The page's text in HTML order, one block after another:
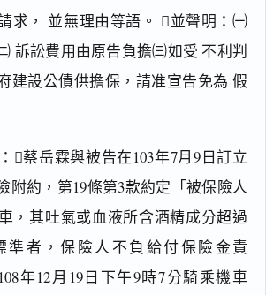
求， 並無理由等語。 並聲明：㈠
訴訟費用由原告負擔㈢如受 不利判
建設公債供擔保，請准宣告免為 假
蔡岳霖與被告在103年7月9日訂立
附約，第19條第3款約定「被保險人
，其吐氣或血液所含酒精成分超過
準者，保險人不負給付保險金責
年12月19日下午9時7分騎乘機車